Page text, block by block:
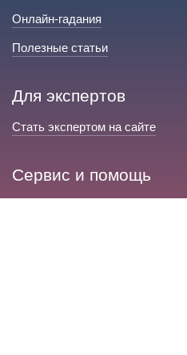
Онлайн-гадания
Полезные статьи
Для экспертов
Стать экспертом на сайте
Сервис и помощь